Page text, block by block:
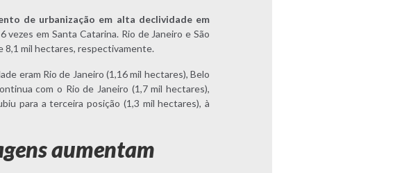
de urbanização em alta declividade em
em Santa Catarina. Rio de Janeiro e São
8,1 mil hectares, respectivamente.
eram Rio de Janeiro (1,16 mil hectares), Belo
com o Rio de Janeiro (1,7 mil hectares),
para a terceira posição (1,3 mil hectares), à
aumentam